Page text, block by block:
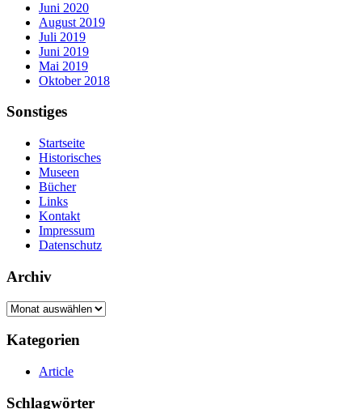
Juni 2020
August 2019
Juli 2019
Juni 2019
Mai 2019
Oktober 2018
Sonstiges
Startseite
Historisches
Museen
Bücher
Links
Kontakt
Impressum
Datenschutz
Archiv
Archiv
Kategorien
Article
Schlagwörter